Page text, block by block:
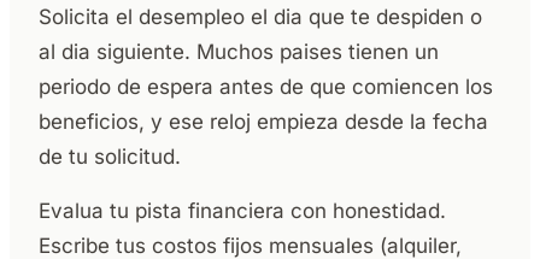
Solicita el desempleo el dia que te despiden o
al dia siguiente. Muchos paises tienen un
periodo de espera antes de que comiencen los
beneficios, y ese reloj empieza desde la fecha
de tu solicitud.
Evalua tu pista financiera con honestidad.
Escribe tus costos fijos mensuales (alquiler,